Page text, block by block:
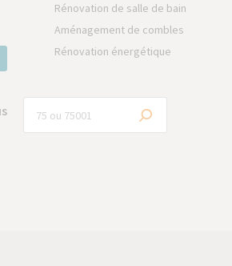
Rénovation de salle de bain
Aménagement de combles
Rénovation énergétique